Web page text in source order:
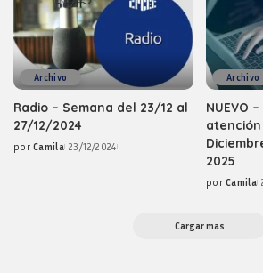
Archivo
Radio – Semana del 23/12 al
27/12/2024
Posted
por Camila 23/12/2024
Archivo
NUEVO
2025
Posted
por Camila
Cargar mas